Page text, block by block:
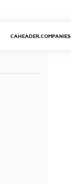
CAHEADER.COMPANIES